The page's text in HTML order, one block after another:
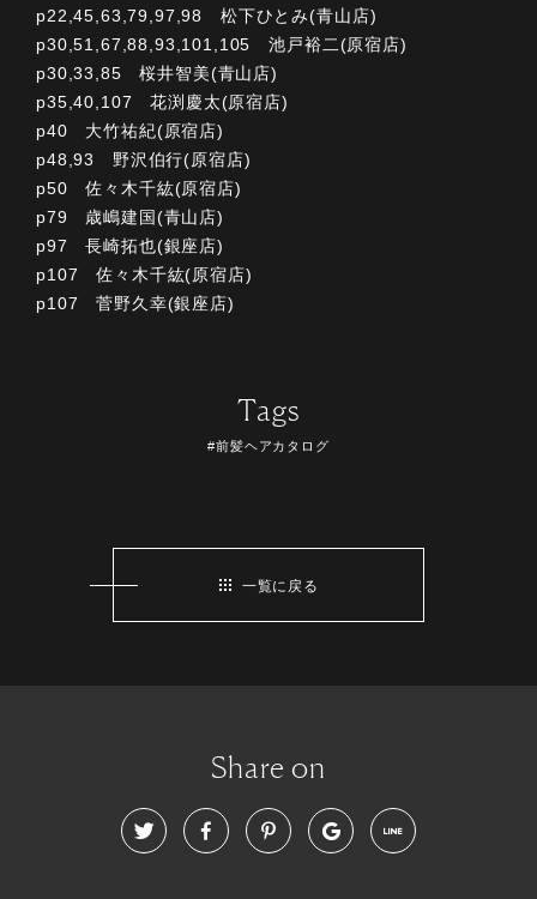
p22,45,63,79,97,98 松下ひとみ(青山店)
p30,51,67,88,93,101,105 池戸裕二(原宿店)
p30,33,85 桜井智美(青山店)
p35,40,107 花渕慶太(原宿店)
p40 大竹祐紀(原宿店)
p48,93 野沢伯行(原宿店)
p50 佐々木千紘(原宿店)
p79 歳嶋建国(青山店)
p97 長崎拓也(銀座店)
p107 佐々木千紘(原宿店)
p107 菅野久幸(銀座店)
Tags
#前髪ヘアカタログ
一覧に戻る
Share on